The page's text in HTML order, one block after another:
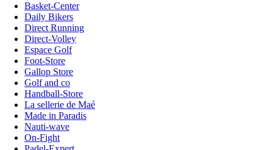
Basket-Center
Daily Bikers
Direct Running
Direct-Volley
Espace Golf
Foot-Store
Gallop Store
Golf and co
Handball-Store
La sellerie de Maé
Made in Paradis
Nauti-wave
On-Fight